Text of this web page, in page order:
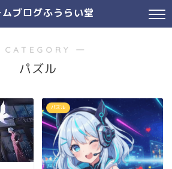
ムブログふうらい堂
―
パズル
パズル